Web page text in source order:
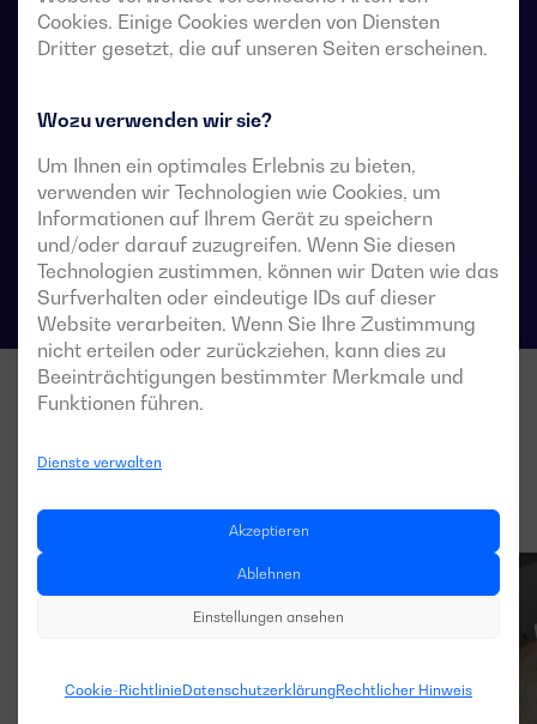
Cookies. Einige Cookies werden von Diensten
Dritter gesetzt, die auf unseren Seiten erscheinen.
Wozu verwenden wir sie?
Um Ihnen ein optimales Erlebnis zu bieten,
verwenden wir Technologien wie Cookies, um
Informationen auf Ihrem Gerät zu speichern
und/oder darauf zuzugreifen. Wenn Sie diesen
Technologien zustimmen, können wir Daten wie das
Surfverhalten oder eindeutige IDs auf dieser
Website verarbeiten. Wenn Sie Ihre Zustimmung
nicht erteilen oder zurückziehen, kann dies zu
Beeinträchtigungen bestimmter Merkmale und
Funktionen führen.
Dienste verwalten
Akzeptieren
Ablehnen
Einstellungen ansehen
Cookie-RichtlinieDatenschutzerklärungRechtlicher Hinweis
Stromversorgungssysteme vorgesehen, in denen eine
kurze Unterbrechung der Stromversorgung der Last
Technische Datenblätter für Umschalter